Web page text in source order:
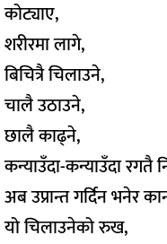
कोट्याए,
शरीरमा लागे,
बिचित्रै चिलाउने,
चालै उठाउने,
छालै काढ्ने,
कन्याउँदा-कन्याउँदा रगतै
अब उप्रान्त गर्दिन भनेर
यो चिलाउनेको रुख,